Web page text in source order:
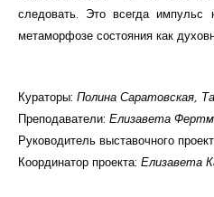
следовать. Это всегда
метаморфозе состояния как
Кураторы: Полина Саратовская,
Преподаватели: Елизавета
Руководитель выставочного
Координатор проекта: Елизавета